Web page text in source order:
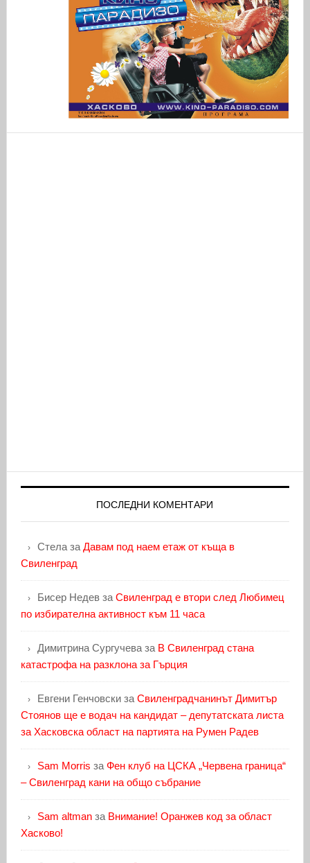
ПОСЛЕДНИ КОМЕНТАРИ
Стелаза Давам под наем етаж от къща в
Свиленград
Бисер Недевза Свиленград е втори след Любимец
по избирателна активност към 11 часа
Димитрина Сургучеваза В Свиленград стана
катастрофа на разклона за Гърция
Евгени Генчовскиза Свиленградчанинът Димитър
Стоянов ще е водач на кандидат – депутатската листа
за Хасковска област на партията на Румен Радев
Sam Morris за Фен клуб на ЦСКА „Червена граница“
– Свиленград кани на общо събрание
Sam altmanза Внимание! Оранжев код за област
Хасково!